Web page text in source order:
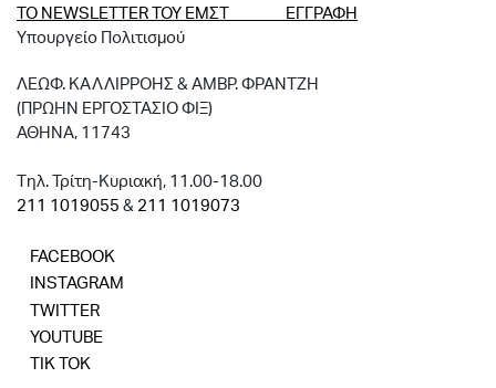
ΤΟ NEWSLETTER ΤΟΥ ΕΜΣΤ ΕΓΓΡΑΦΗ
Υπουργείο Πολιτισμού
ΛΕΩΦ. ΚΑΛΛΙΡΡΟΗΣ & ΑΜΒΡ. ΦΡΑΝΤΖΗ
(ΠΡΩΗΝ ΕΡΓΟΣΤΑΣΙΟ ΦΙΞ)
ΑΘΗΝΑ, 11743
Tηλ. Τρίτη-Κυριακή, 11.00-18.00
211 1019055 & 211 1019073
FACEBOOK
INSTAGRAM
TWITTER
YOUTUBE
TIK TOK